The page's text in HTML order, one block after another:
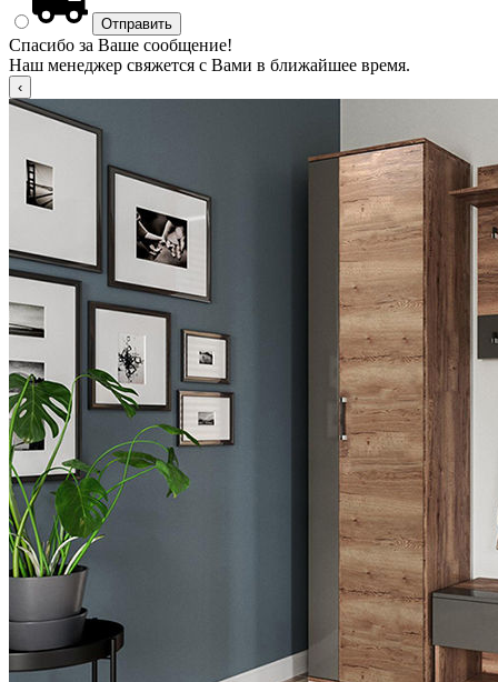
Спасибо за Ваше сообщение!
Наш менеджер свяжется с Вами в ближайшее время.